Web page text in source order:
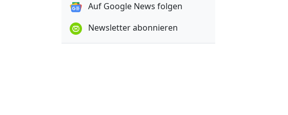
Auf Google News folgen
Newsletter abonnieren